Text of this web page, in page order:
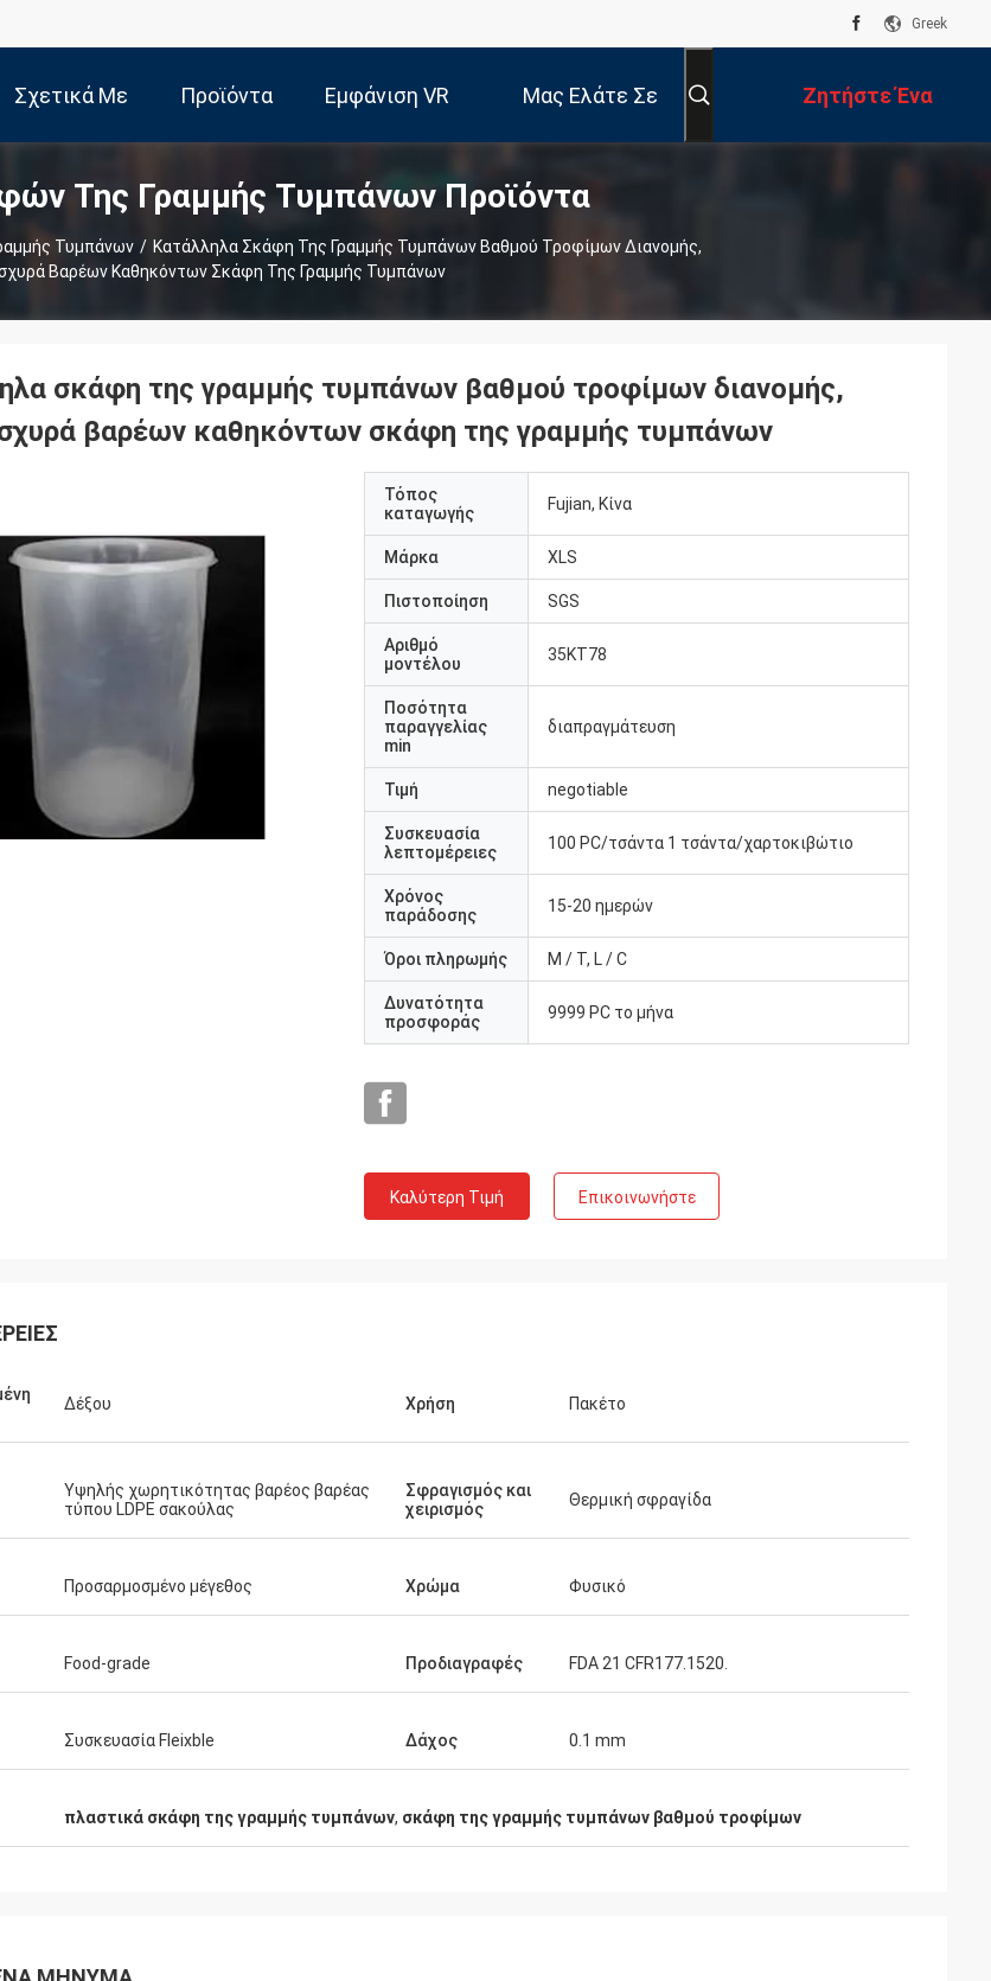
Greek
Σχετικά Με
Εμάς
Προϊόντα Εμφάνιση VR Μας Ελάτε Σε
Επαφή Με
Ζητήστε Ένα
Απόσπασμα
Της Γραμμής Τυμπάνων Προϊόντα
Τυμπάνων / Κατάλληλα Σκάφη Της Γραμμής Τυμπάνων Βαθμού Τροφίμων Διανομής,
Βαρέων Καθηκόντων Σκάφη Της Γραμμής Τυμπάνων
σκάφη της γραμμής τυμπάνων βαθμού τροφίμων διανομής,
βαρέων καθηκόντων σκάφη της γραμμής τυμπάνων
Τόπος
καταγωγής
Fujian, Κίνα
Μάρκα XLS
Πιστοποίηση SGS
Αριθμό
μοντέλου
35KT78
Ποσότητα
παραγγελίας
min
διαπραγμάτευση
Τιμή negotiable
Συσκευασία
λεπτομέρειες
100 PC/τσάντα 1 τσάντα/χαρτοκιβώτιο
Χρόνος
παράδοσης
15-20 ημερών
Όροι πληρωμής Μ / Τ, L / C
Δυνατότητα
προσφοράς
9999 PC το μήνα
Καλύτερη Τιμή Επικοινωνήστε
Δέξου Χρήση Πακέτο
Υψηλής χωρητικότητας βαρέος βαρέας
τύπου LDPE σακούλας
Σφραγισμός και
χειρισμός
Θερμική σφραγίδα
Προσαρμοσμένο μέγεθος Χρώμα Φυσικό
Food-grade Προδιαγραφές FDA 21 CFR177.1520.
Συσκευασία Fleixble Δάχος 0.1 mm
πλαστικά σκάφη της γραμμής τυμπάνων, σκάφη της γραμμής τυμπάνων βαθμού τροφίμων